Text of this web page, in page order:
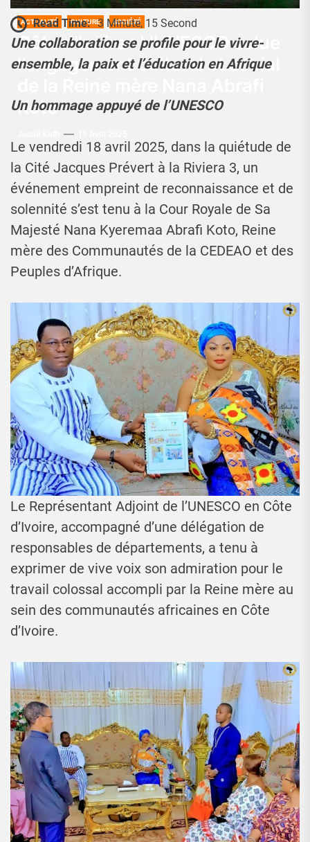
ACTUALITÉ CULTURE SOCIÉTÉ
Côte d’Ivoire : L’UNESCO salue
l’engagement culturel et social
Koto
Read Time: 3 Minute, 15 Second
Une collaboration se profile pour le vivre-
ensemble, la paix et l’éducation en Afrique
Un hommage appuyé de l’UNESCO
Le vendredi 18 avril 2025, dans la quiétude de
la Cité Jacques Prévert à la Riviera 3, un
événement empreint de reconnaissance et de
solennité s’est tenu à la Cour Royale de Sa
Majesté Nana Kyeremaa Abrafi Koto, Reine
mère des Communautés de la CEDEAO et des
Peuples d’Afrique.
Le Représentant Adjoint de l’UNESCO en Côte
d’Ivoire, accompagné d’une délégation de
responsables de départements, a tenu à
exprimer de vive voix son admiration pour le
travail colossal accompli par la Reine mère au
sein des communautés africaines en Côte
d’Ivoire.